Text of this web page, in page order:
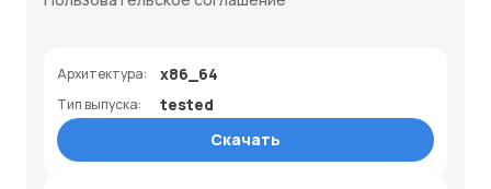
Архитектура: x86_64
Тип выпуска:
tested
Скачать